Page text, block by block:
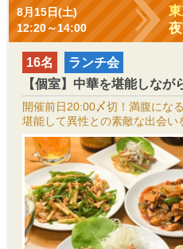
8月15日(土)
12:20～14:00
16名
ランチ会
【個室】中華を堪能しな
開催前日20:00〆切！満腹にな
堪能して異性との素敵な出会